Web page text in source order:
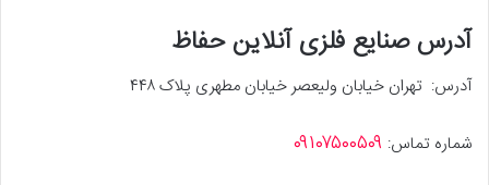
آدرس صنایع فلزی آنلاین حفاظ
آدرس: تهران خیابان ولیعصر خیابان مطهری پلاک ۴۴۸
شماره تماس: ۰۹۱۰۷۵۰۰۵۰۹